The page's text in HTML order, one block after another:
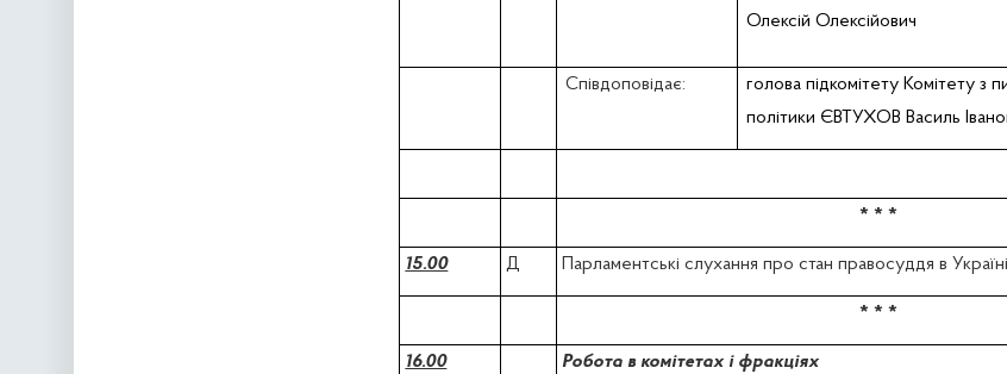
Олексій Олексійович
Співдоповідає:
голова підкомітету Комітету з
політики ЄВТУХОВ Василь
* * *
15.00 Д Парламентські слухання про стан правосуддя в Україні
* * *
16.00 Робота в комітетах і фракціях